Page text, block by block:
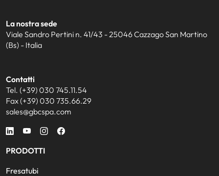
La nostra sede
Viale Sandro Pertini n. 41/43 - 25046 Cazzago San Martino
(Bs) - Italia
Contatti
Tel. (+39) 030 745.11.54
Fax (+39) 030 735.66.29
sales@gbcspa.com
PRODOTTI
Fresatubi